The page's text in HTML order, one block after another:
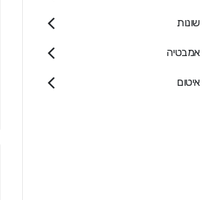
שונות
אמבטיה
איטום